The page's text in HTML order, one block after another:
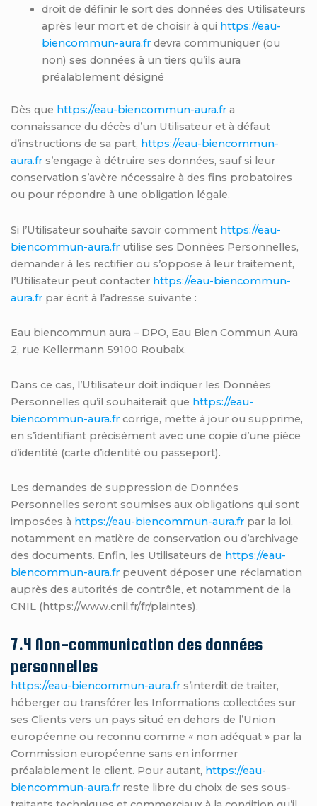
droit de définir le sort des données des Utilisateurs
après leur mort et de choisir à qui https://eau-
biencommun-aura.frdevra communiquer (ou
non) ses données à un tiers qu’ils aura
préalablement désigné
Dès que https://eau-biencommun-aura.fr a
connaissance du décès d’un Utilisateur et à défaut
d’instructions de sa part, https://eau-biencommun-
aura.fr s’engage à détruire ses données, sauf si leur
conservation s’avère nécessaire à des fins probatoires
ou pour répondre à une obligation légale.
Si l’Utilisateur souhaite savoir comment https://eau-
biencommun-aura.fr utilise ses Données Personnelles,
demander à les rectifier ou s’oppose à leur traitement,
l’Utilisateur peut contacter https://eau-biencommun-
aura.fr par écrit à l’adresse suivante :
Eau biencommun aura – DPO, Eau Bien Commun Aura
2, rue Kellermann 59100 Roubaix.
Dans ce cas, l’Utilisateur doit indiquer les Données
Personnelles qu’il souhaiterait que https://eau-
biencommun-aura.fr corrige, mette à jour ou supprime,
en s’identifiant précisément avec une copie d’une pièce
d’identité (carte d’identité ou passeport).
Les demandes de suppression de Données
Personnelles seront soumises aux obligations qui sont
imposées à https://eau-biencommun-aura.fr par la loi,
notamment en matière de conservation ou d’archivage
des documents. Enfin, les Utilisateurs de https://eau-
biencommun-aura.fr peuvent déposer une réclamation
auprès des autorités de contrôle, et notamment de la
CNIL (https://www.cnil.fr/fr/plaintes).
7.4 Non-communication des données
personnelles
https://eau-biencommun-aura.fr s’interdit de traiter,
héberger ou transférer les Informations collectées sur
ses Clients vers un pays situé en dehors de l’Union
européenne ou reconnu comme « non adéquat » par la
Commission européenne sans en informer
préalablement le client. Pour autant, https://eau-
biencommun-aura.fr reste libre du choix de ses sous-